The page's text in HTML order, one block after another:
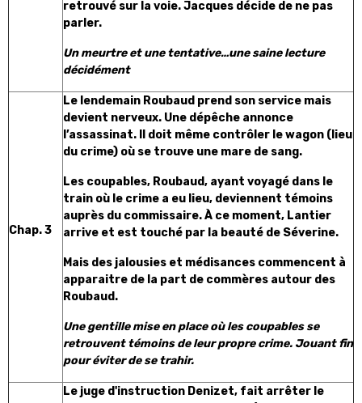
retrouvé sur la voie. Jacques décide de ne pas
parler.
Un meurtre et une tentative…une saine lecture
décidément
Chap. 3
Le lendemain Roubaud prend son service mais
devient nerveux. Une dépêche annonce
l’assassinat. Il doit même contrôler le wagon (lieu
du crime) où se trouve une mare de sang.
Les coupables, Roubaud, ayant voyagé dans le
train où le crime a eu lieu, deviennent témoins
auprès du commissaire. À ce moment, Lantier
arrive et est touché par la beauté de Séverine.
Mais des jalousies et médisances commencent à
apparaitre de la part de commères autour des
Roubaud.
Une gentille mise en place où les coupables se
retrouvent témoins de leur propre crime. Jouant fin
pour éviter de se trahir.
Le juge d'instruction Denizet, fait arrêter le